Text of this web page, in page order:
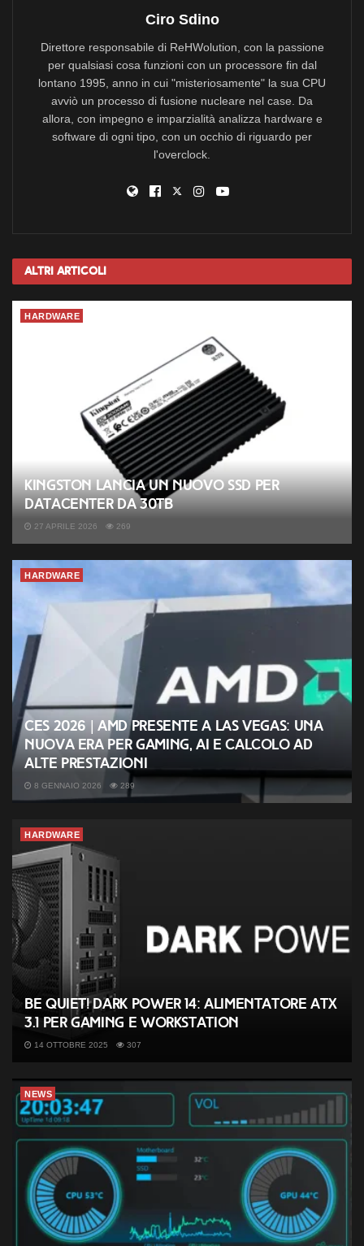
ASUS Pro WS X570-ACE (3700X)
ASRock Z390 Phantom Gaming 9 (i9 9900K)
ASRock X299 Creator (i9 10980XE)
ASUS Zenith Extreme (1950X)
ASRock Fatal1ty X299 Professional Gaming i9 XE (i9 7920X)
ASRock X299 Taichi CLX (i9 10980XE)
Gigabyte X399 AORUS Gaming 7 (1950X)
ASRock X470 Master SLI (2700)
ASRock X570 Creator (3800X)
ASRock X570 Extreme4 (3800X)
ASRock X570 Phantom Gaming-ITX/TB3 (3800X)
ASRock X570 Phantom Gaming X (3800X)
ASUS ROG Strix B450-F Gaming (2700)
ASRock Fatal1ty X399 Professional Gaming (1920X)
Gigabyte AORUS X370-Gaming K7 (1800X)
ASRock Fatal1ty AB350 Gaming K4 (1800X)
ASRock Fatal1ty X370 Professional Gaming (1800X)
ASRock X370 Killer SLI (1800X)
ASRock Fatal1ty X370 Gaming K4 (1800X)
ASRock X299 Killer SLI/ac (i5 7640X)
ASRock X299 Taichi (i5 7640X)
ASRock Fatal1ty X299 Professional Gaming i9 (i5 7640X)
ASRock Fatal1ty AB350 Gaming K4 (1600)
ASRock Fatal1ty AB350 Gaming K4 (1400)
ASRock Fatal1ty X370 Gaming-ITX/ac (1800X)
ASRock X299E-ITX/ac (i9 7920X)
Ciro Sdino
Direttore responsabile di ReHWolution, con la passione
per qualsiasi cosa funzioni con un processore fin dal
lontano 1995, anno in cui "misteriosamente" la sua CPU
avviò un processo di fusione nucleare nel case. Da
allora, con impegno e imparzialità analizza hardware e
software di ogni tipo, con un occhio di riguardo per
l'overclock.
Altri Articoli
HARDWARE
Kingston lancia un nuovo SSD per
datacenter da 30TB
27 APRILE 2026 269
HARDWARE
CES 2026 | AMD presente a Las Vegas: una
nuova era per gaming, AI e calcolo ad
alte prestazioni
8 GENNAIO 2026 289
HARDWARE
be quiet! Dark Power 14: alimentatore ATX
3.1 per gaming e workstation
14 OTTOBRE 2025 307
NEWS